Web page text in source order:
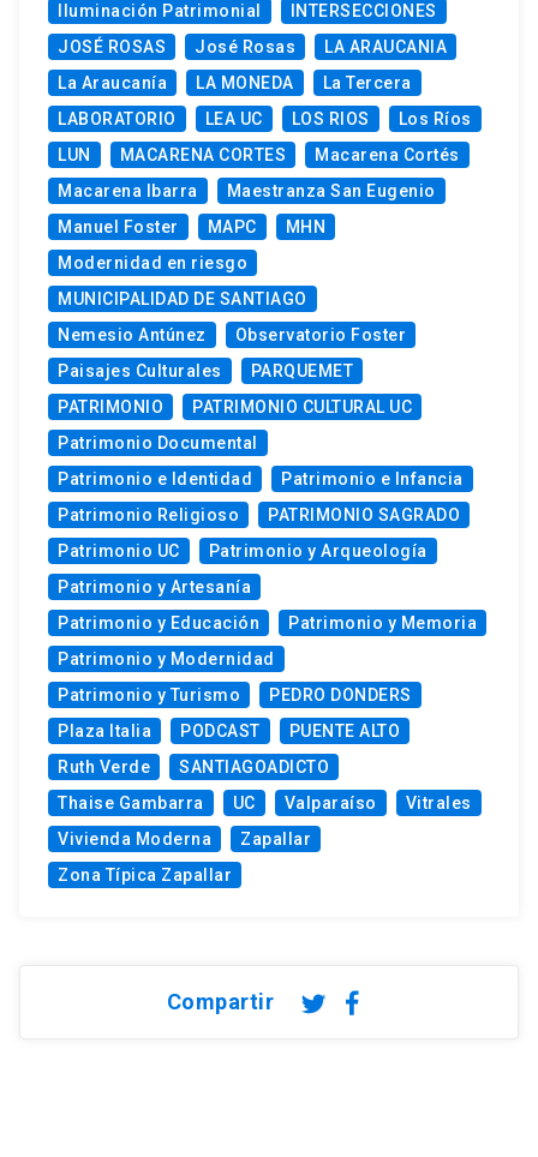
Iluminación Patrimonial
INTERSECCIONES
JOSÉ ROSAS
José Rosas
LA ARAUCANIA
La Araucanía
LA MONEDA
La Tercera
LABORATORIO
LEA UC LOS RIOS
Los Ríos
LUN
MACARENA CORTES
Macarena Cortés
Macarena Ibarra
Maestranza San Eugenio
Manuel Foster
MAPC
MHN
Modernidad en riesgo
MUNICIPALIDAD DE SANTIAGO
Nemesio Antúnez
Observatorio Foster
Paisajes Culturales
PARQUEMET
PATRIMONIO
PATRIMONIO CULTURAL UC
Patrimonio Documental
Patrimonio e Identidad
Patrimonio e Infancia
Patrimonio Religioso
PATRIMONIO SAGRADO
Patrimonio UC
Patrimonio y Arqueología
Patrimonio y Artesanía
Patrimonio y Educación
Patrimonio y Memoria
Patrimonio y Modernidad
Patrimonio y Turismo
PEDRO DONDERS
Plaza Italia
PODCAST
PUENTE ALTO
Ruth Verde
SANTIAGOADICTO
Thaise Gambarra
UC Valparaíso
Vitrales
Vivienda Moderna
Zapallar
Zona Típica Zapallar
Compartir